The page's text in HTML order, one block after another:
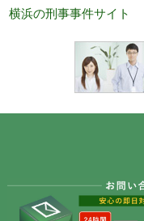
横浜の刑事事件サイト